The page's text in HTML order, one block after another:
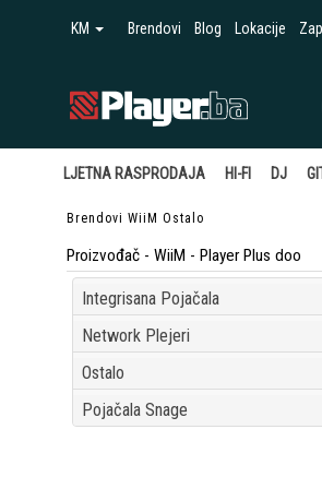
KM Brendovi Blog Lokacije
LJETNA RASPRODAJA HI-FI DJ
Brendovi WiiM Ostalo
Proizvođač - WiiM - Player Plus doo
Integrisana Pojačala
Network Plejeri
Ostalo
Pojačala Snage